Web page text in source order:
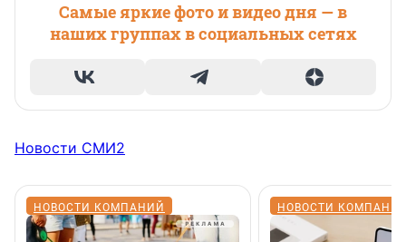
Самые яркие фото и видео дня — в
наших группах в социальных сетях
Новости СМИ2
НОВОСТИ КОМПАНИЙ НОВОСТИ